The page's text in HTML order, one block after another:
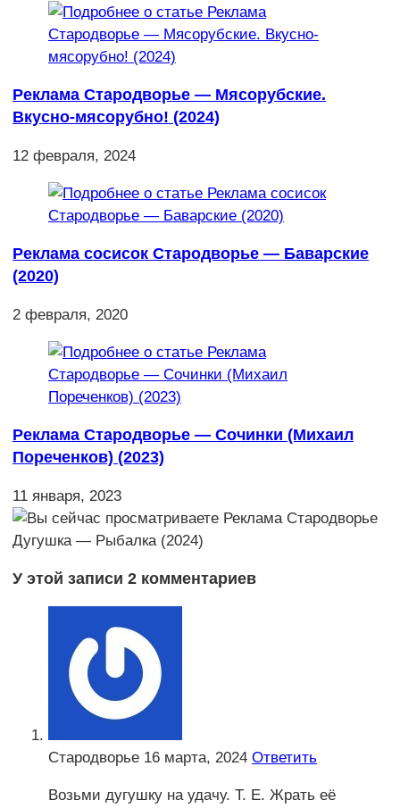
Реклама Стародворье — Мясорубские.
Вкусно-мясорубно! (2024)
12 февраля, 2024
Реклама сосисок Стародворье — Баварские
(2020)
2 февраля, 2020
Реклама Стародворье — Сочинки (Михаил
Пореченков) (2023)
11 января, 2023
У этой записи 2 комментариев
Стародворье 16 марта, 2024 Ответить
Возьми дугушку на удачу. Т. Е. Жрать её